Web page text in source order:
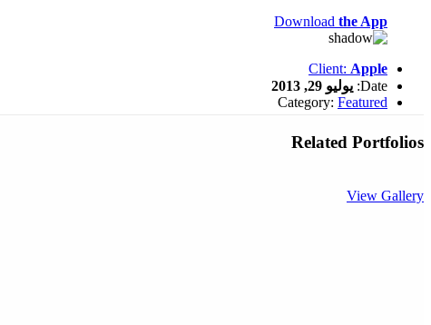
Download the App
Client: Apple
Date: يوليو 29, 2013
Category: Featured
Related Portfolios
View Gallery